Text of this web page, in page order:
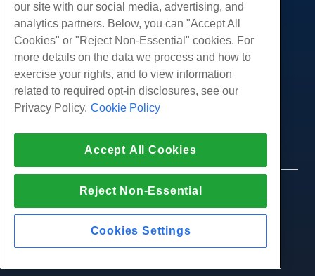
Producten
Web hosting
Zakelijke hosting
White Label-wederverkoper
Beheerde Linux VPS
Onbeheerde Windows VPS
Cloud Servers
Load Balancers
Blokkeer opslag
SSL Certificaten
Web Application Hosting
Diensten
Website-migraties
Gemeenschap
Productdocumentatie
Tutorials
Bedrijf
Over ons
Neem contact op
druk op
Affiliate-programma
Politie
Partnerovereenkomst
Ondersteuning
Live chat met ons
Open een ondersteuningskaartje
© 2010-2026 Hostwinds, een HostPapa Inc. bedrijf.
our site with our social media, advertising, and
analytics partners. Below, you can "Accept All
Cookies" or "Reject Non-Essential" cookies. For
more details on the data we process and how to
exercise your rights, and to view information
related to required opt-in disclosures, see our
Privacy Policy. Cookie Policy
Accept All Cookies
Reject Non-Essential
Cookies Settings